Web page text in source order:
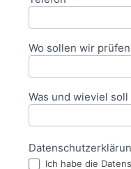
Wo sollen wir
Was und wieviel
Ich habe die